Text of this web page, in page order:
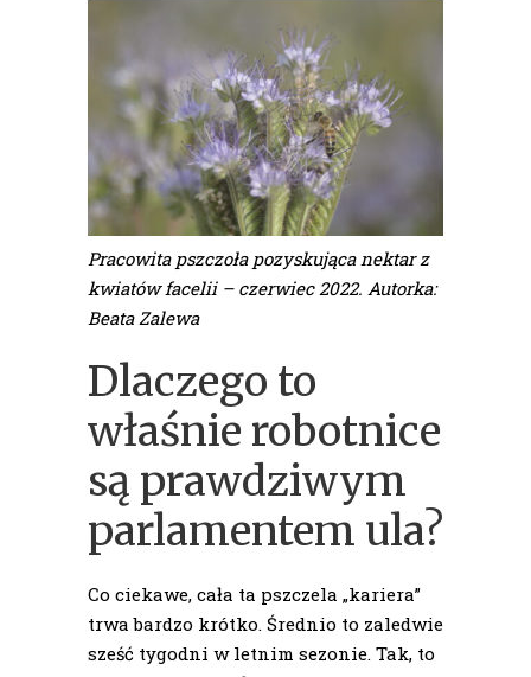
Pracowita pszczoła pozyskująca nektar z
kwiatów facelii – czerwiec 2022. Autorka:
Beata Zalewa
Dlaczego to
właśnie robotnice
są prawdziwym
parlamentem ula?
Co ciekawe, cała ta pszczela „kariera”
trwa bardzo krótko. Średnio to zaledwie
sześć tygodni w letnim sezonie. Tak, to